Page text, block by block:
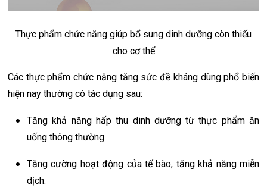
Thực phẩm chức năng giúp bổ sung dinh dưỡng còn thiếu
cho cơ thể
Các thực phẩm chức năng tăng sức đề kháng dùng phổ biến
hiện nay thường có tác dụng sau:
Tăng khả năng hấp thu dinh dưỡng từ thực phẩm ăn
uống thông thường.
Tăng cường hoạt động của tế bào, tăng khả năng miễn
dịch.